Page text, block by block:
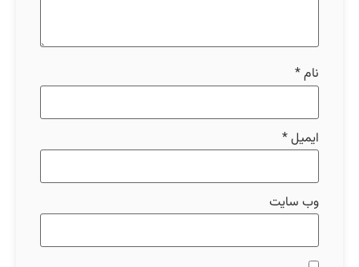
نام*
ایمیل*
وب‌ سایت